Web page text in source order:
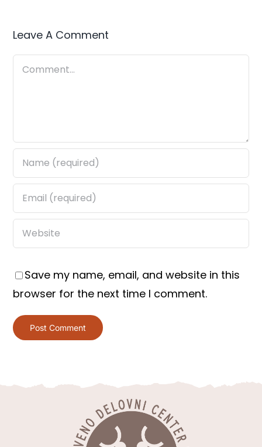
Leave A Comment
Comment
Save my name, email, and website in this
browser for the next time I comment.